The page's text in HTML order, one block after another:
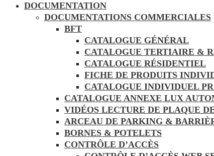
DOCUMENTATION
DOCUMENTATIONS COMMERCIALES
BFT
CATALOGUE GÉNÉRAL
CATALOGUE TERTIAIRE &
CATALOGUE RÉSIDENTIEL
FICHE DE PRODUITS
CATALOGUE INDIVIDUEL
CATALOGUE ANNEXE LUX
VIDÉOS LECTURE DE PLAQUE
ARCEAU DE PARKING &
BORNES & POTELETS
CONTRÔLE D’ACCÈS